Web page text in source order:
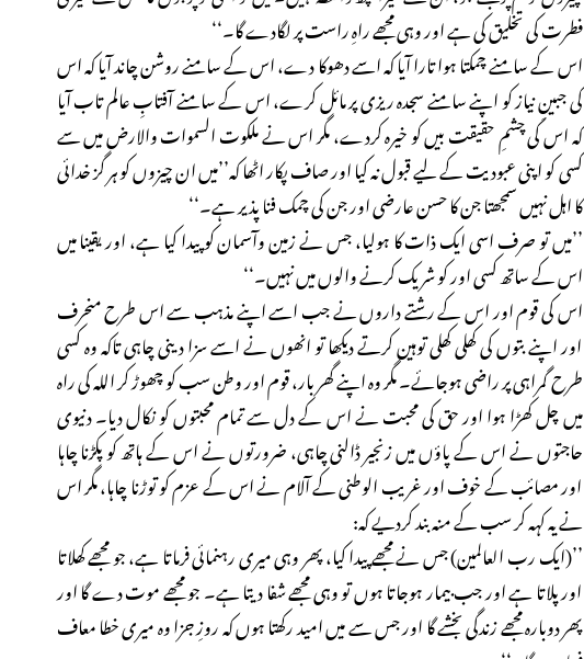
فطرت کی تخلیق کی ہے اور وہی مجھے راہِ راست پر لگادے گا۔‘‘
اس کے سامنے چمکتا ہوا تارا آیا کہ اسے دھوکا دے، اس کے سامنے روشن چاند آیا کہ اس
کی جبینِ نیاز کو اپنے سامنے سجدہ ریزی پر مائل کرے، اس کے سامنے آفتابِ عالم تاب آیا
کہ اس کی چشمِ حقیقت بیں کو خیرہ کردے، مگر اس نے ملکوت السموات والارض میں سے
کسی کو اپنی عبودیت کے لیے قبول نہ کیا اور صاف پکار اٹھا کہ’’میں ان چیزوں کو ہر گز خدائی
کا اہل نہیں سمجھتا جن کا حسن عارضی اور جن کی چمک فنا پذیر ہے۔‘‘
’’میں تو صرف اسی ایک ذات کا ہولیا، جس نے زمین وآسمان کو پیدا کیا ہے، اور یقینا میں
اس کے ساتھ کسی اور کو شریک کرنے والوں میں نہیں۔‘‘
اس کی قوم اور اس کے رشتے داروں نے جب اسے اپنے مذہب سے اس طرح منحرف
اور اپنے بتوں کی کھلی کھلی توہین کرتے دیکھا تو انھوں نے اسے سزا دینی چاہی تاکہ وہ کسی
طرح گمراہی پر راضی ہوجائے۔ مگر وہ اپنے گھر بار، قوم اور وطن سب کو چھوڑ کر اللہ کی راہ
میں چل کھڑا ہوا اور حق کی محبت نے اس کے دل سے تمام محبتوں کو نکال دیا۔ دنیوی
حاجتوں نے اس کے پاؤں میں زنجیر ڈالنی چاہی، ضرورتوں نے اس کے ہاتھ کو پکڑنا چاہا
اور مصائب کے خوف اور غریب الوطنی کے آلام نے اس کے عزم کو توڑنا چاہا، مگر اس
نے یہ کہہ کر سب کے منہ بند کردیے کہ:
’’(ایک رب العالمین) جس نے مجھے پیدا کیا، پھر وہی میری رہنمائی فرماتا ہے، جو مجھے کھلاتا
اور پلاتا ہے اور جب بیمار ہوجاتا ہوں تو وہی مجھے شفا دیتا ہے۔ جو مجھے موت دے گا اور
پھر دوبارہ مجھے زندگی بخشے گا اور جس سے میں امید رکھتا ہوں کہ روزِ جزا وہ میری خطا معاف